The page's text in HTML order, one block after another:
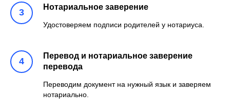
Нотариальное заверение
Удостоверяем подписи родителей у нотариуса.
Перевод и нотариальное заверение
перевода
Переводим документ на нужный язык и заверяем
нотариально.